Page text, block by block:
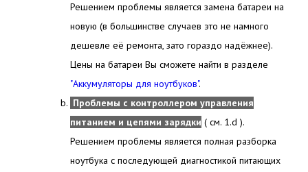
Решением проблемы является замена батареи на
новую (в большинстве случаев это не намного
дешевле её ремонта, зато гораздо надёжнее).
Цены на батареи Вы сможете найти в разделе
"Аккумуляторы для ноутбуков".
Проблемы с контроллером управления
питанием и цепями зарядки ( см. 1.d ).
Решением проблемы является полная разборка
ноутбука с последующей диагностикой питающих